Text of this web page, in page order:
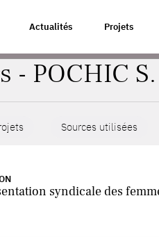
Actualités Projets
- POCHIC S.
Sources utilisées
syndicale des